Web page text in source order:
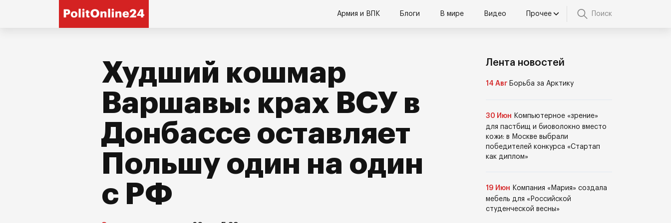
Армия и ВПК Блоги В мире Видео Прочее Поиск
Худший кошмар
Варшавы: крах ВСУ в
Донбассе оставляет
Польшу один на один
с РФ
Лента новостей
14 Авг Борьба за Арктику
30 Июн Компьютерное «зрение»
для пастбищ и биоволокно вместо
кожи: в Москве выбрали
победителей конкурса «Стартап
как диплом»
19 Июн Компания «Мария» создала
мебель для «Российской
студенческой весны»